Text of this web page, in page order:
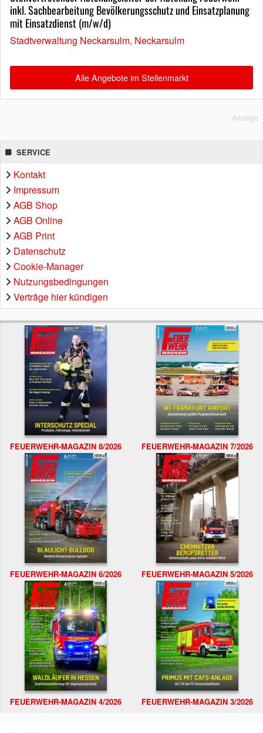
inkl. Sachbearbeitung Bevölkerungsschutz und Einsatzplanung
mit Einsatzdienst (m/w/d)
Stadtverwaltung Neckarsulm, Neckarsulm
Alle Angebote im Stellenmarkt
Anzeige
SERVICE
Kontakt
Impressum
AGB Shop
AGB Online
AGB Print
Datenschutz
Cookie-Manager
Nutzungsbedingungen
Verträge hier kündigen
FEUERWEHR-MAGAZIN 8/2026 FEUERWEHR-MAGAZIN 7/2026
FEUERWEHR-MAGAZIN 6/2026 FEUERWEHR-MAGAZIN 5/2026
FEUERWEHR-MAGAZIN 4/2026 FEUERWEHR-MAGAZIN 3/2026